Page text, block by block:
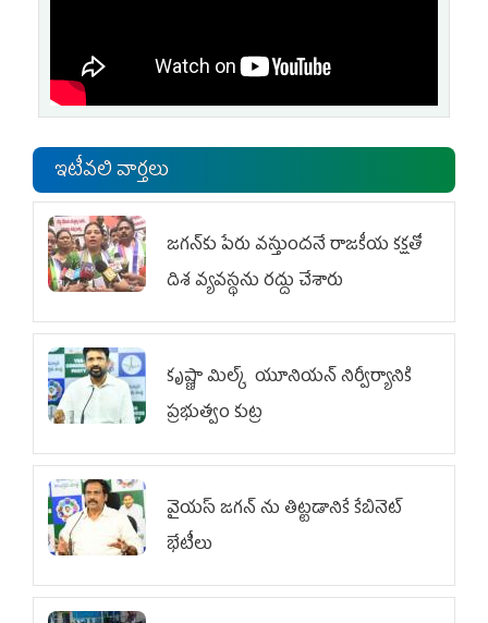
ఇటీవలి వార్తలు
జగన్‌కు పేరు వస్తుందనే రాజకీయ కక్షతో
దిశ వ్య‌వ‌స్థ‌ను రద్దు చేశారు
కృష్ణా మిల్క్‌ యూనియన్‌ నిర్వీర్యానికి
ప్రభుత్వం కుట్ర
వైయ‌స్ జగన్‌ ను తిట్టడానికే కేబినెట్‌
భేటీలు